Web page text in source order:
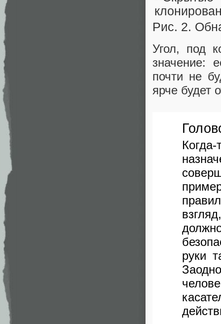
Рис. 2.
Угол, под
значение:
почти не
ярче будет
руки